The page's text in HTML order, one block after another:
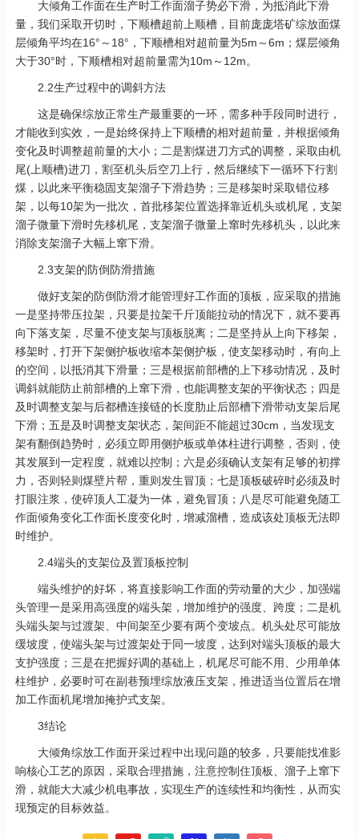
大倾角工作面在生产时工作面溜子势必下滑，为抵消此下滑
量，我们采取开切时，下顺槽超前上顺槽，目前庞庞塔矿综放面煤
层倾角平均在16°～18°，下顺槽相对超前量为5m～6m；煤层倾角
大于30°时，下顺槽相对超前量需为10m～12m。
2.2生产过程中的调斜方法
这是确保综放正常生产最重要的一环，需多种手段同时进行，
才能收到实效，一是始终保持上下顺槽的相对超前量，并根据倾角
变化及时调整超前量的大小；二是割煤进刀方式的调整，采取由机
尾(上顺槽)进刀，割至机头后空刀上行，然后继续下一循环下行割
煤，以此来平衡稳固支架溜子下滑趋势；三是移架时采取错位移
架，以每10架为一批次，首批移架位置选择靠近机头或机尾，支架
溜子微量下滑时先移机尾，支架溜子微量上窜时先移机头，以此来
消除支架溜子大幅上窜下滑。
2.3支架的防倒防滑措施
做好支架的防倒防滑才能管理好工作面的顶板，应采取的措施
一是坚持带压拉架，只要是拉架千斤顶能拉动的情况下，就不要再
向下落支架，尽量不使支架与顶板脱离；二是坚持从上向下移架，
移架时，打开下架侧护板收缩本架侧护板，使支架移动时，有向上
的空间，以抵消其下滑量；三是根据前部槽的上下移动情况，及时
调斜就能防止前部槽的上窜下滑，也能调整支架的平衡状态；四是
及时调整支架与后都槽连接链的长度肋止后部槽下滑带动支架后尾
下滑；五是及时调整支架状态，架间距不能超过30cm，当发现支
架有翻倒趋势时，必须立即用侧护板或单体柱进行调整，否则，使
其发展到一定程度，就难以控制；六是必须确认支架有足够的初撑
力，否则轻则煤壁片帮，重则发生冒顶；七是顶板破碎时必须及时
打眼注浆，使碎顶人工凝为一体，避免冒顶；八是尽可能避免随工
作面倾角变化工作面长度变化时，增减溜槽，造成该处顶板无法即
时维护。
2.4端头的支架位及置顶板控制
端头维护的好坏，将直接影响工作面的劳动量的大少，加强端
头管理一是采用高强度的端头架，增加维护的强度、跨度；二是机
头端头架与过渡架、中间架至少要有两个变坡点。机头处尽可能放
缓坡度，使端头架与过渡架处于同一坡度，达到对端头顶板的最大
支护强度；三是在把握好调的基础上，机尾尽可能不用、少用单体
柱维护，必要时可在副巷预埋综放液压支架，推进适当位置后在增
加工作面机尾增加掩护式支架。
3结论
大倾角综放工作面开采过程中出现问题的较多，只要能找准影
响核心工艺的原因，采取合理措施，注意控制住顶板、溜子上窜下
滑，就能大大减少机电事故，实现生产的连续性和均衡性，从而实
现预定的目标效益。